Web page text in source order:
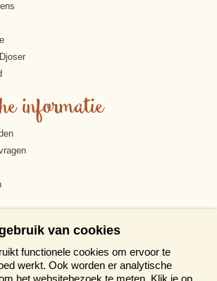
informatie
Djoser zekerheid
van cookies
functionele cookies om ervoor te
werkt. Ook worden er analytische
het websitebezoek te meten. Klik je op